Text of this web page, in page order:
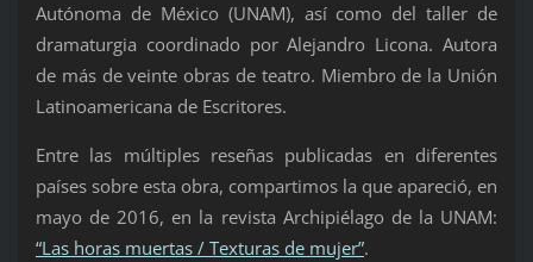
Autónoma de México (UNAM), así como del taller de
dramaturgia coordinado por Alejandro Licona. Autora
de más de veinte obras de teatro. Miembro de la Unión
Latinoamericana de Escritores.
Entre las múltiples reseñas publicadas en diferentes
países sobre esta obra, compartimos la que apareció, en
mayo de 2016, en la revista Archipiélago de la UNAM:
“Las horas muertas / Texturas de mujer”.